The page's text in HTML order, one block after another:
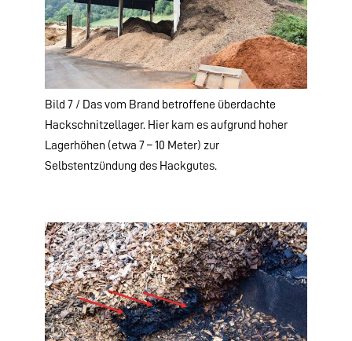
Bild 7 / Das vom Brand betroffene überdachte
Hackschnitzellager. Hier kam es aufgrund hoher
Lagerhöhen (etwa 7 – 10 Meter) zur
Selbstentzündung des Hackgutes.